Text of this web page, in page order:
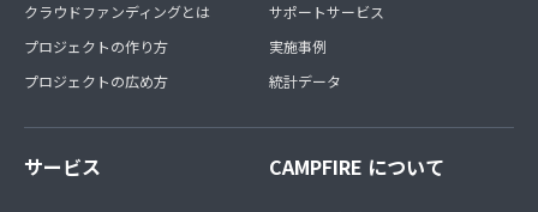
クラウドファンディングとは
プロジェクトの作り方
プロジェクトの広め方
サポートサービス
実施事例
統計データ
サービス CAMPFIRE について